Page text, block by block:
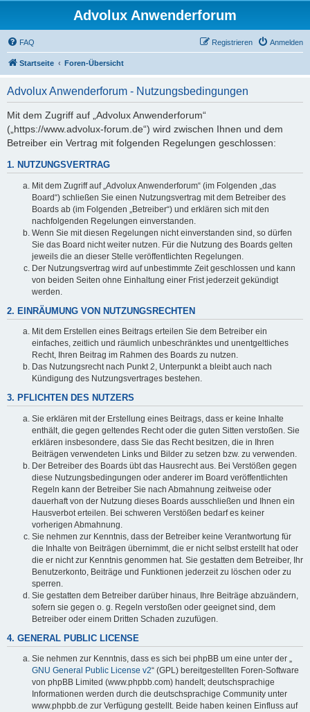
Advolux Anwenderforum
FAQ Anmelden
Registrieren
Startseite Foren-Übersicht
Advolux Anwenderforum - Nutzungsbedingungen
Mit dem Zugriff auf „Advolux Anwenderforum“
(„https://www.advolux-forum.de“) wird zwischen Ihnen und dem
Betreiber ein Vertrag mit folgenden Regelungen geschlossen:
1. NUTZUNGSVERTRAG
Mit dem Zugriff auf „Advolux Anwenderforum“ (im Folgenden „das
Board“) schließen Sie einen Nutzungsvertrag mit dem Betreiber des
Boards ab (im Folgenden „Betreiber“) und erklären sich mit den
nachfolgenden Regelungen einverstanden.
Wenn Sie mit diesen Regelungen nicht einverstanden sind, so dürfen
Sie das Board nicht weiter nutzen. Für die Nutzung des Boards gelten
jeweils die an dieser Stelle veröffentlichten Regelungen.
Der Nutzungsvertrag wird auf unbestimmte Zeit geschlossen und kann
von beiden Seiten ohne Einhaltung einer Frist jederzeit gekündigt
werden.
2. EINRÄUMUNG VON NUTZUNGSRECHTEN
Mit dem Erstellen eines Beitrags erteilen Sie dem Betreiber ein
einfaches, zeitlich und räumlich unbeschränktes und unentgeltliches
Recht, Ihren Beitrag im Rahmen des Boards zu nutzen.
Das Nutzungsrecht nach Punkt 2, Unterpunkt a bleibt auch nach
Kündigung des Nutzungsvertrages bestehen.
3. PFLICHTEN DES NUTZERS
Sie erklären mit der Erstellung eines Beitrags, dass er keine Inhalte
enthält, die gegen geltendes Recht oder die guten Sitten verstoßen. Sie
erklären insbesondere, dass Sie das Recht besitzen, die in Ihren
Beiträgen verwendeten Links und Bilder zu setzen bzw. zu verwenden.
Der Betreiber des Boards übt das Hausrecht aus. Bei Verstößen gegen
diese Nutzungsbedingungen oder anderer im Board veröffentlichten
Regeln kann der Betreiber Sie nach Abmahnung zeitweise oder
dauerhaft von der Nutzung dieses Boards ausschließen und Ihnen ein
Hausverbot erteilen. Bei schweren Verstößen bedarf es keiner
vorherigen Abmahnung.
Sie nehmen zur Kenntnis, dass der Betreiber keine Verantwortung für
die Inhalte von Beiträgen übernimmt, die er nicht selbst erstellt hat oder
die er nicht zur Kenntnis genommen hat. Sie gestatten dem Betreiber, Ihr
Benutzerkonto, Beiträge und Funktionen jederzeit zu löschen oder zu
sperren.
Sie gestatten dem Betreiber darüber hinaus, Ihre Beiträge abzuändern,
sofern sie gegen o. g. Regeln verstoßen oder geeignet sind, dem
Betreiber oder einem Dritten Schaden zuzufügen.
4. GENERAL PUBLIC LICENSE
Sie nehmen zur Kenntnis, dass es sich bei phpBB um eine unter der „
GNU General Public License v2“ (GPL) bereitgestellten Foren-Software
von phpBB Limited (www.phpbb.com) handelt; deutschsprachige
Informationen werden durch die deutschsprachige Community unter
www.phpbb.de zur Verfügung gestellt. Beide haben keinen Einfluss auf